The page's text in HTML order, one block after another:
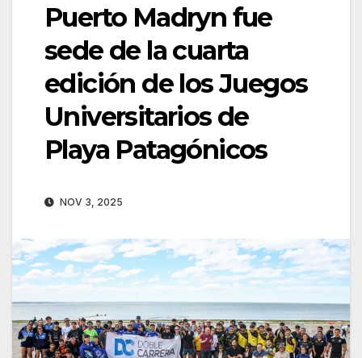
Puerto Madryn fue
sede de la cuarta
edición de los Juegos
Universitarios de
Playa Patagónicos
NOV 3, 2025